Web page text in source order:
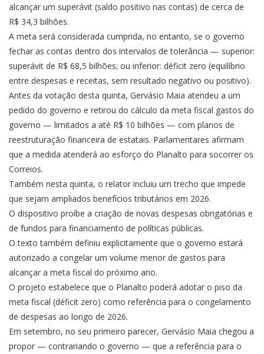
alcançar um superávit (saldo positivo nas contas) de cerca de
R$ 34,3 bilhões.
A meta será considerada cumprida, no entanto, se o governo
fechar as contas dentro dos intervalos de tolerância — superior:
superávit de R$ 68,5 bilhões; ou inferior: déficit zero (equilíbrio
entre despesas e receitas, sem resultado negativo ou positivo).
Antes da votação desta quinta, Gervásio Maia atendeu a um
pedido do governo e retirou do cálculo da meta fiscal gastos do
governo — limitados a até R$ 10 bilhões — com planos de
reestruturação financeira de estatais. Parlamentares afirmam
que a medida atenderá ao esforço do Planalto para socorrer os
Correios.
Também nesta quinta, o relator incluiu um trecho que impede
que sejam ampliados benefícios tributários em 2026.
O dispositivo proíbe a criação de novas despesas obrigatórias e
de fundos para financiamento de políticas públicas.
O texto também definiu explicitamente que o governo estará
autorizado a congelar um volume menor de gastos para
alcançar a meta fiscal do próximo ano.
O projeto estabelece que o Planalto poderá adotar o piso da
meta fiscal (déficit zero) como referência para o congelamento
de despesas ao longo de 2026.
Em setembro, no seu primeiro parecer, Gervásio Maia chegou a
propor — contrariando o governo — que a referência para o